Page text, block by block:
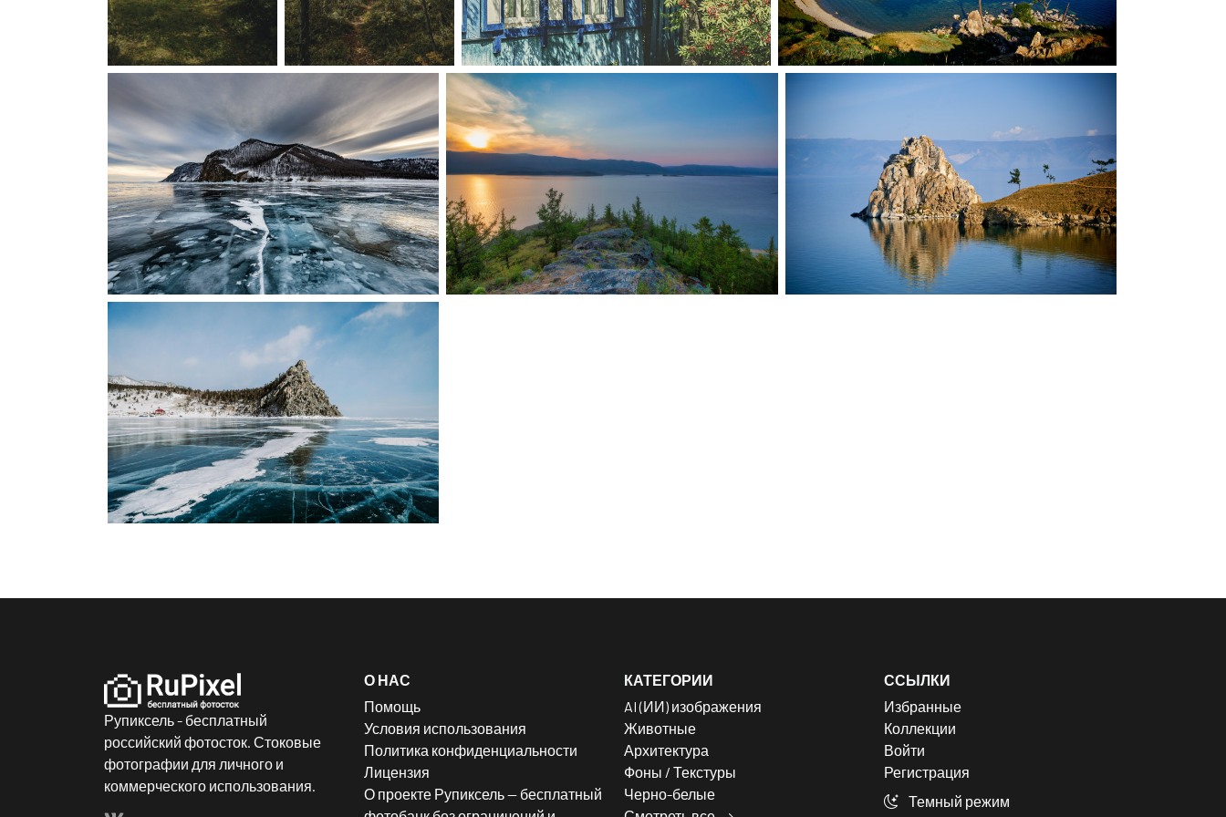
Рупиксель - бесплатный
российский фотосток. Стоковые
фотографии для личного и
коммерческого использования.
О НАС
Помощь
Условия использования
Политика конфиденциальности
Лицензия
О проекте Рупиксель — бесплатный
КАТЕГОРИИ
AI (ИИ) изображения
Животные
Архитектура
Фоны / Текстуры
Черно-белые
ССЫЛКИ
Избранные
Коллекции
Войти
Регистрация
Темный режим